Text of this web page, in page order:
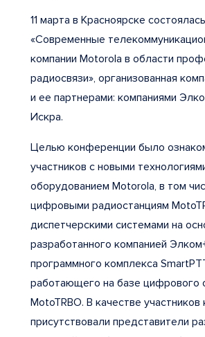
11 марта в Красноярске
«Современные
компании Motorola в области
радиосвязи», организованная
и ее партнерами: компаниями
Искра.
Целью конференции было
участников с новыми
оборудованием Motorola, в том
цифровыми радиостанциям
диспетчерскими системами на
разработанного компанией
программного комплекса
работающего на базе цифрового
MotoTRBO. В качестве
присутствовали представители